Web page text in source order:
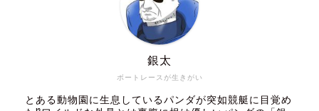
ボートレースが生きがい
銀太
とある動物園に生息しているパンダが突如競艇に目覚め